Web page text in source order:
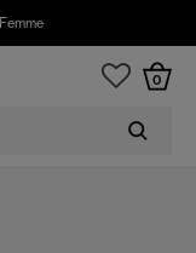
Femme
0